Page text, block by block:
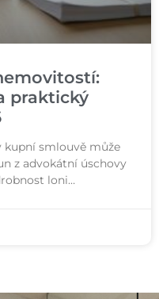
praktický
kupní smlouvě může
z advokátní úschovy
loni…